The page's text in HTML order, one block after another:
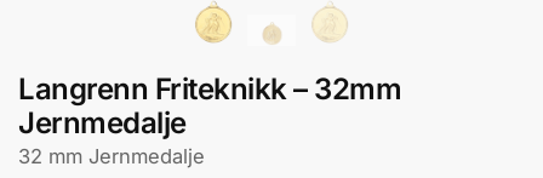
Langrenn Friteknikk – 32mm
Jernmedalje
32 mm Jernmedalje